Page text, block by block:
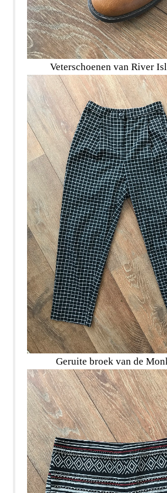
Veterschoenen van River
Geruite broek van de